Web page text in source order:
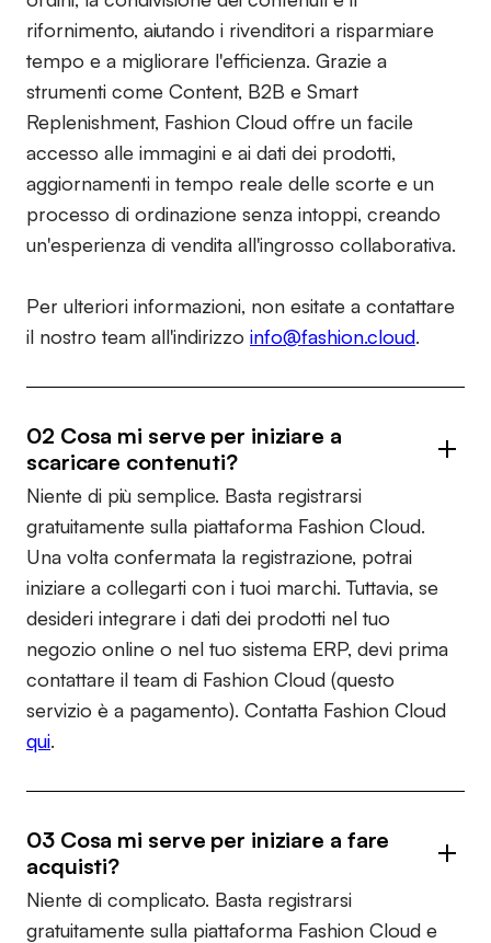
rifornimento, aiutando i rivenditori a risparmiare
tempo e a migliorare l'efficienza. Grazie a
strumenti come Content, B2B e Smart
Replenishment, Fashion Cloud offre un facile
accesso alle immagini e ai dati dei prodotti,
aggiornamenti in tempo reale delle scorte e un
processo di ordinazione senza intoppi, creando
un'esperienza di vendita all'ingrosso collaborativa.
Per ulteriori informazioni, non esitate a contattare
il nostro team all'indirizzo info@fashion.cloud.
02 Cosa mi serve per iniziare a
scaricare contenuti?
Niente di più semplice. Basta registrarsi
gratuitamente sulla piattaforma Fashion Cloud.
Una volta confermata la registrazione, potrai
iniziare a collegarti con i tuoi marchi. Tuttavia, se
desideri integrare i dati dei prodotti nel tuo
negozio online o nel tuo sistema ERP, devi prima
contattare il team di Fashion Cloud (questo
servizio è a pagamento). Contatta Fashion Cloud
qui.
03 Cosa mi serve per iniziare a fare
acquisti?
Niente di complicato. Basta registrarsi
gratuitamente sulla piattaforma Fashion Cloud e